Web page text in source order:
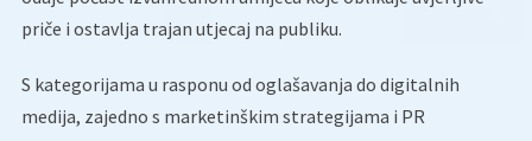
priče i ostavlja trajan utjecaj na publiku.
S kategorijama u rasponu od oglašavanja do digitalnih
medija, zajedno s marketinškim strategijama i PR